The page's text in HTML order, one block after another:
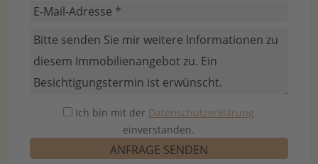
Ich bin mit der Datenschutzerklärung
einverstanden.